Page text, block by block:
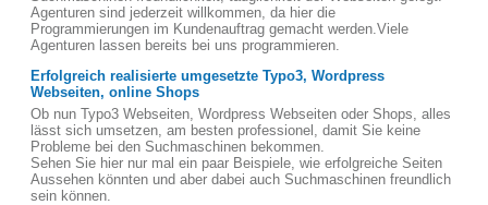
Agenturen sind jederzeit willkommen, da hier die
Programmierungen im Kundenauftrag gemacht werden.Viele
Agenturen lassen bereits bei uns programmieren.
Erfolgreich realisierte umgesetzte Typo3, Wordpress
Webseiten, online Shops
Ob nun Typo3 Webseiten, Wordpress Webseiten oder Shops, alles
lässt sich umsetzen, am besten professionel, damit Sie keine
Probleme bei den Suchmaschinen bekommen.
Sehen Sie hier nur mal ein paar Beispiele, wie erfolgreiche Seiten
Aussehen könnten und aber dabei auch Suchmaschinen freundlich
sein können.